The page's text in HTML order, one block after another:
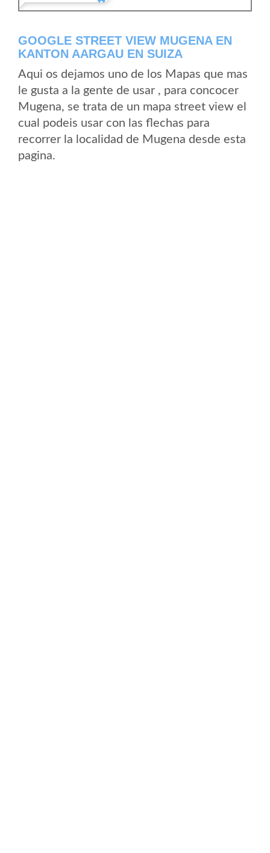
GOOGLE STREET VIEW MUGENA EN
KANTON AARGAU EN SUIZA
Aqui os dejamos uno de los Mapas que mas
le gusta a la gente de usar , para concocer
Mugena, se trata de un mapa street view el
cual podeis usar con las flechas para
recorrer la localidad de Mugena desde esta
pagina.